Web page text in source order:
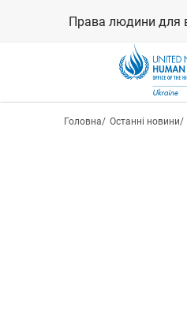
Права людини для
Рядок навіґації
Головна Останні новини